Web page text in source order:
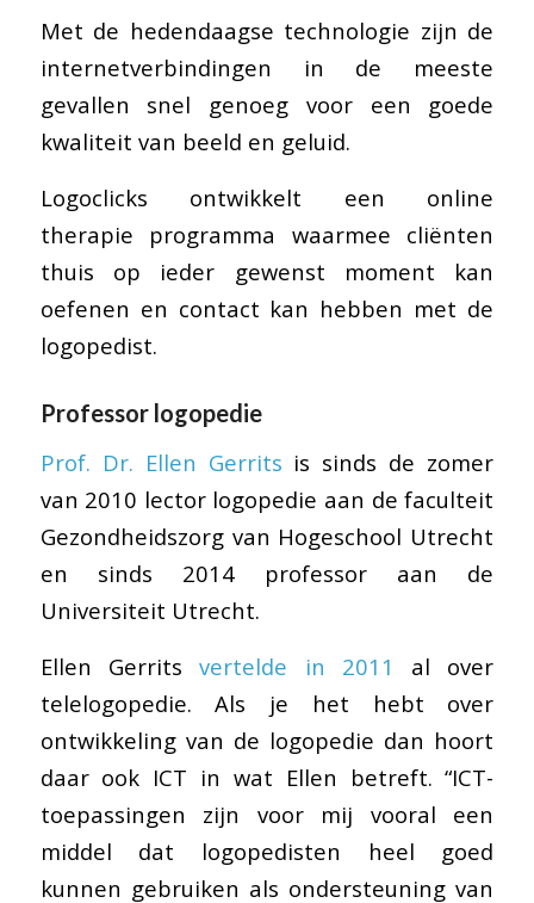
Met de hedendaagse technologie zijn de
internetverbindingen in de meeste
gevallen snel genoeg voor een goede
kwaliteit van beeld en geluid.
Logoclicks ontwikkelt een online
therapie programma waarmee cliënten
thuis op ieder gewenst moment kan
oefenen en contact kan hebben met de
logopedist.
Professor logopedie
Prof. Dr. Ellen Gerrits is sinds de zomer
van 2010 lector logopedie aan de faculteit
Gezondheidszorg van Hogeschool Utrecht
en sinds 2014 professor aan de
Universiteit Utrecht.
Ellen Gerritsvertelde in 2011
al over
telelogopedie. Als je het hebt over
ontwikkeling van de logopedie dan hoort
daar ook ICT in wat Ellen betreft. “ICT-
toepassingen zijn voor mij vooral een
middel dat logopedisten heel goed
kunnen gebruiken als ondersteuning van